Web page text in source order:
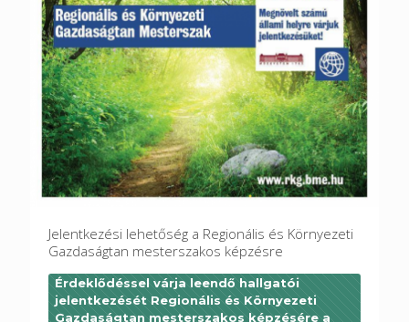
Jelentkezési lehetőség a Regionális és Környezeti
Gazdaságtan mesterszakos képzésre
Érdeklődéssel várja leendő hallgatói
jelentkezését Regionális és Környezeti
Gazdaságtan mesterszakos képzésére a